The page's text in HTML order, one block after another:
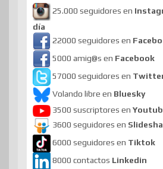
25.000 seguidores en
día
22000 seguidores en
5000 amig@s en Facebook
57000 seguidores en
Volando libre en Bluesky
3500 suscriptores en
3600 seguidores en
6000 seguidores en Tiktok
8000 contactos Linkedin